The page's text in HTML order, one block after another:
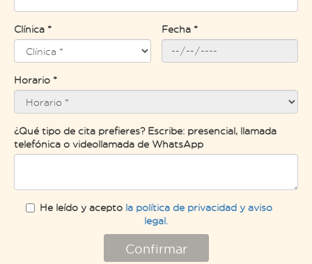
Clínica * Fecha *
Horario *
¿Qué tipo de cita prefieres? Escribe: presencial, llamada
telefónica o videollamada de WhatsApp
He leído y acepto la política de privacidad y aviso
legal.
Confirmar